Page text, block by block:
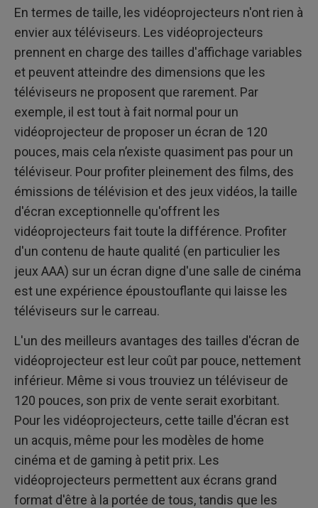
En termes de taille, les vidéoprojecteurs n'ont rien à
envier aux téléviseurs. Les vidéoprojecteurs
prennent en charge des tailles d'affichage variables
et peuvent atteindre des dimensions que les
téléviseurs ne proposent que rarement. Par
exemple, il est tout à fait normal pour un
vidéoprojecteur de proposer un écran de 120
pouces, mais cela n’existe quasiment pas pour un
téléviseur. Pour profiter pleinement des films, des
émissions de télévision et des jeux vidéos, la taille
d'écran exceptionnelle qu'offrent les
vidéoprojecteurs fait toute la différence. Profiter
d'un contenu de haute qualité (en particulier les
jeux AAA) sur un écran digne d'une salle de cinéma
est une expérience époustouflante qui laisse les
téléviseurs sur le carreau.
L'un des meilleurs avantages des tailles d'écran de
vidéoprojecteur est leur coût par pouce, nettement
inférieur. Même si vous trouviez un téléviseur de
120 pouces, son prix de vente serait exorbitant.
Pour les vidéoprojecteurs, cette taille d'écran est
un acquis, même pour les modèles de home
cinéma et de gaming à petit prix. Les
vidéoprojecteurs permettent aux écrans grand
format d'être à la portée de tous, tandis que les